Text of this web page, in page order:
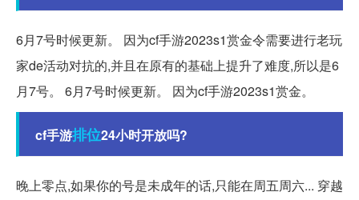
6月7号时候更新。 因为cf手游2023s1赏金令需要进行老玩
家de活动对抗的,并且在原有的基础上提升了难度,所以是6
月7号。 6月7号时候更新。 因为cf手游2023s1赏金。
cf手游排位24小时开放吗?
晚上零点,如果你的号是未成年的话,只能在周五周六... 穿越